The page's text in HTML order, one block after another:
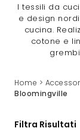
I tessili da
e design
cucina.
cotone e
Home >
Bloomingville
Filtra Risultati